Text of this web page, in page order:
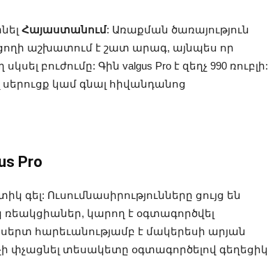
Հայաստանում: Առաքման ծառայություն
աշխատում է շատ արագ, այնպես որ
բուժումը: Գին valgus Pro է զեղչ 990 ռուբլի:
սերուցք կամ գնալ հիվանդանոց
Pro
Ուսումնասիրությունները ցույց են
ռեակցիաներ, կարող է օգտագործվել
հարեւանությամբ է մակերեսի արյան
փչացնել տեսակետը օգտագործելով գեղեցիկ